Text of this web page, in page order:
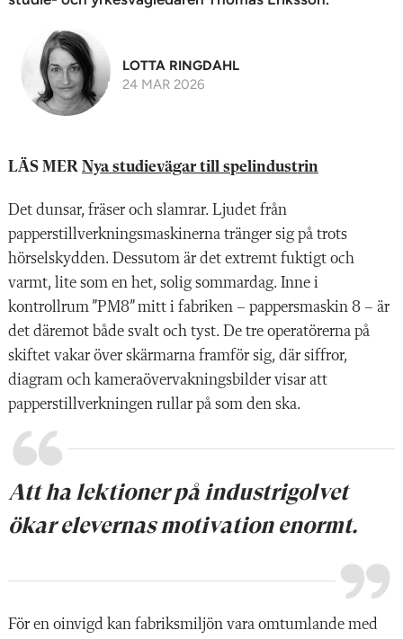
LOTTA RINGDAHL
24 MAR 2026
LÄS MER Nya studievägar till spelindustrin
Det dunsar, fräser och slamrar. Ljudet från
papperstillverknings­maskinerna tränger sig på trots
hörselskydden. Dessutom är det extremt fuktigt och
varmt, lite som en het, solig sommardag. Inne i
kontrollrum ”PM8” mitt i fabriken – pappersmaskin 8 – är
det däremot både svalt och tyst. De tre operatörerna på
skiftet vakar över skärmarna framför sig, där siffror,
diagram och kameraövervakningsbilder visar att
papperstillverkningen rullar på som den ska.
Att ha lektioner på industrigolvet
ökar elevernas motivation enormt.
För en oinvigd kan fabriksmiljön vara omtumlande med